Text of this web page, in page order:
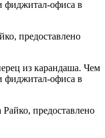
предоставлено
предоставлено